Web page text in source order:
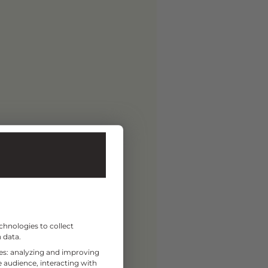
to collect
data.
analyzing and improving
audience, interacting with